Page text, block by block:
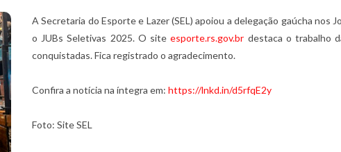
A Secretaria do Esporte e Lazer (SEL) apoiou a delegação gaúcha nos
o JUBs Seletivas 2025. O siteesporte.rs.gov.br destaca o trabalho
conquistadas. Fica registrado o agradecimento.
Confira a notícia na íntegra em: https://lnkd.in/d5rfqE2y
Foto: Site SEL